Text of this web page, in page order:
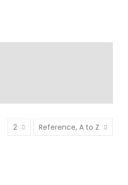
2 Reference, A to Z